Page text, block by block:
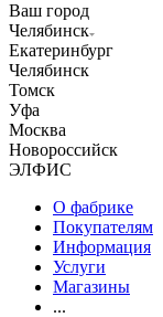
Ваш город
Челябинск
Екатеринбург
Челябинск
Томск
Уфа
Москва
Новороссийск
ЭЛФИС
О фабрике
Покупателям
Информация
Услуги
Магазины
...